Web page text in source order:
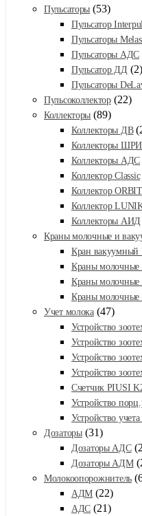
Пульсаторы (53)
Пульсатор
Пульсаторы
Пульсаторы АДС
Пульсатор ДД (2)
Пульсаторы
Пульсоколлектор (22)
Коллекторы (89)
Коллекторы ДВ
Коллекторы
Коллекторы АДС
Коллектор Classic
Коллектор
Коллектор
Коллекторы АИД
Краны молочные и
Кран
Краны
Краны
Краны
Учет молока (47)
Устройство
Устройство
Устройство
Устройство
Счетчик PIUSI
Устройство
Устройство
Дозаторы (31)
Дозаторы АДС
Дозаторы АДМ
Молокоопорожнитель
АДМ (22)
АДС (21)